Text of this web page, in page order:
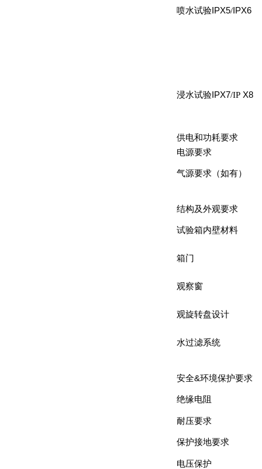
喷水试验 IPX5/ IPX6
浸水试验 IPX7/IP X8
供电和功耗要求
电源要求
气源要求（如有）
结构及外观要求
试验箱内壁材料
箱门
观察窗
观旋转盘设计
水过滤系统
安全&环境保护要求
绝缘电阻
耐压要求
保护接地要求
电压保护